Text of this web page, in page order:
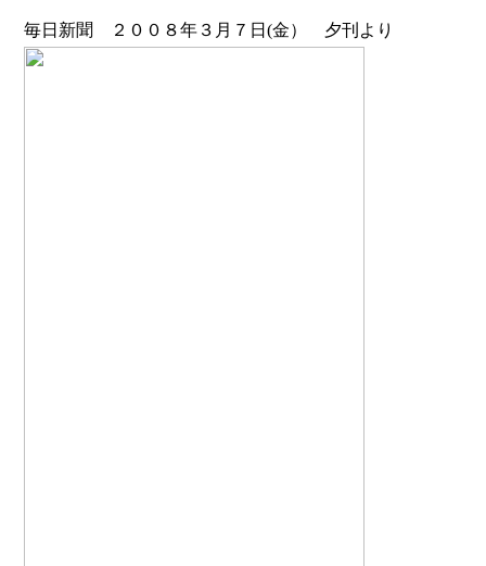
毎日新聞 ２００８年３月７日(金） 夕刊より